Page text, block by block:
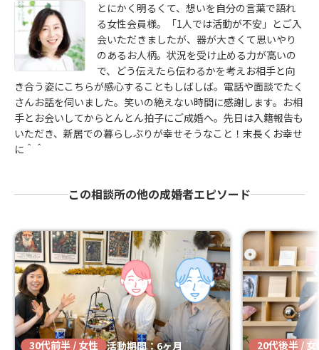
とにかく明るくて、想いを自分の言葉で語れ
る女性会員様。「1人では活動が不安」とご入
会いただきましたが、器が大きくて思いやり
のあるお人柄。状況を受け止める力が高いの
で、どう伝えたら伝わるかを考えお相手と向
き合う姿にこちらが感心することもしばしば。電話や面談でたく
さんお話を伺いました。笑いの絶えない時間に感謝します。お相
手とお会いしてからとんとん拍子にご成婚へ。先日は入籍報告も
いただき、新居での暮らしぶりが幸せそうなこと！末長くお幸せ
に＾＾
この相談所の他の成婚者エピソード
30代前半 / 女性 活動期間：6ヶ月 20代後半 / 女